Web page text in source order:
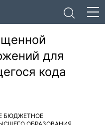
для
кода
БЮДЖЕТНОЕ